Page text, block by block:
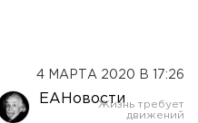
4 МАРТА 2020 В 17:26
ЕАНовости